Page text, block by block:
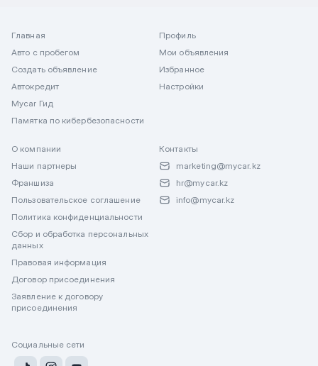
Главная
Авто с пробегом
Создать объявление
Автокредит
Mycar Гид
Памятка по кибербезопасности
Профиль
Мои объявления
Избранное
Настройки
О компании
Наши партнеры
Франшиза
Пользовательское соглашение
Политика конфиденциальности
Сбор и обработка персональных
данных
Правовая информация
Договор присоединения
Заявление к договору
присоединения
Контакты
marketing@mycar.kz
hr@mycar.kz
info@mycar.kz
Социальные сети